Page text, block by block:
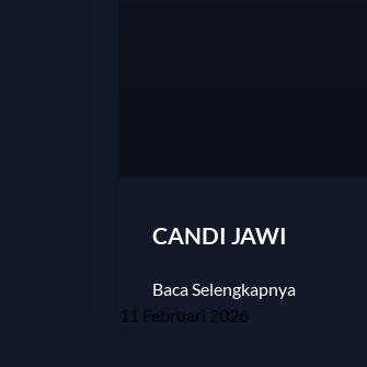
CANDI JAWI
Baca Selengkapnya
11 Februari 2026